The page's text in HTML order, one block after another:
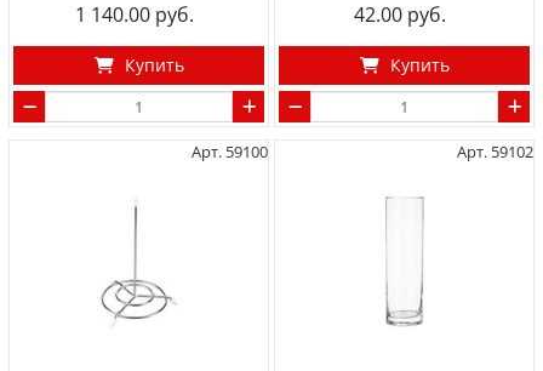
1 140.00
Купить
42.00
Купить
Арт. 59100 Арт. 59102